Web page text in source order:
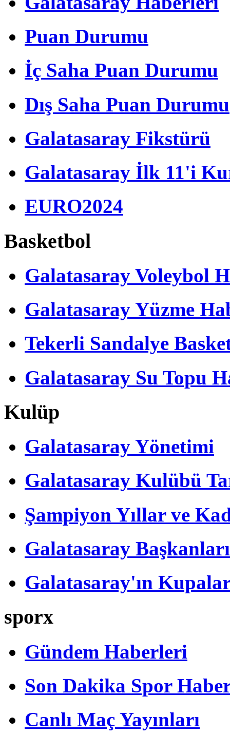
Puan Durumu
İç Saha Puan Durumu
Dış Saha Puan Durumu
Galatasaray Fikstürü
Galatasaray İlk 11'i
EURO2024
Basketbol
Galatasaray Voleybol
Galatasaray Yüzme
Tekerli Sandalye
Galatasaray Su Topu
Kulüp
Galatasaray Yönetimi
Galatasaray Kulübü
Şampiyon Yıllar ve
Galatasaray Başkanları
Galatasaray'ın
sporx
Gündem Haberleri
Son Dakika Spor
Canlı Maç Yayınları